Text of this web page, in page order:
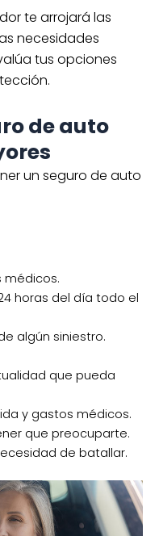
te arrojará las
necesidades
tus opciones
de auto
un seguro de auto
médicos.
horas del día todo el
algún siniestro.
que pueda
y gastos médicos.
que preocuparte.
de batallar.